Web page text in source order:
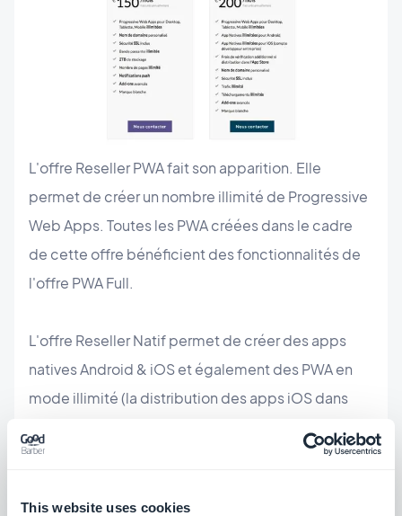
This website uses cookies
L'offre Reseller PWA fait son apparition. Elle
permet de créer un nombre illimité de Progressive
Web Apps. Toutes les PWA créées dans le cadre
de cette offre bénéficient des fonctionnalités de
l'offre PWA Full.
L'offre Reseller Natif permet de créer des apps
natives Android & iOS et également des PWA en
mode illimité (la distribution des apps iOS dans